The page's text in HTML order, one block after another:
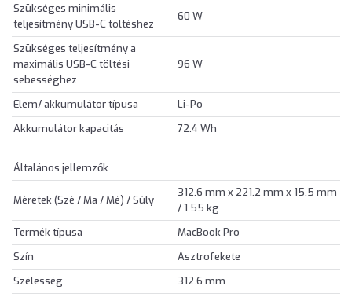
Szükséges minimális
teljesítmény USB-C töltéshez
60 W
Szükséges teljesítmény a
maximális USB-C töltési
sebességhez
96 W
Elem/ akkumulátor típusa
Li-Po
Akkumulátor kapacitás
72.4 Wh
Általános jellemzők
Méretek (Szé / Ma / Mé) / Súly
312.6 mm x 221.2 mm x 15.5 mm
/ 1.55 kg
Termék típusa
MacBook Pro
Szín
Asztrofekete
Szélesség
312.6 mm